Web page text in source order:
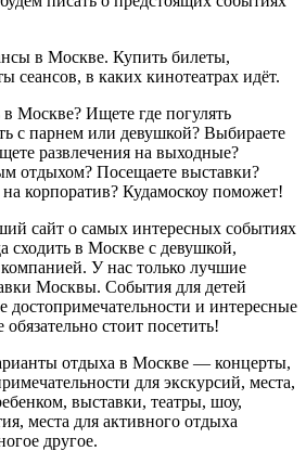
в Москве. Купить билеты,
сеансов, в каких кинотеатрах идёт.
в Москве? Ищете где погулять
с парнем или девушкой? Выбираете
развлечения на выходные?
отдыхом? Посещаете выставки?
на корпоратив? Кудамоскоу поможет!
сайт о самых интересных событиях
в Москве с девушкой,
У нас только лучшие
Москвы. События для детей
достопримечательности и интересные
стоит посетить!
отдыха в Москве — концерты,
для экскурсий, места,
выставки, театры, шоу,
места для активного отдыха
другое.